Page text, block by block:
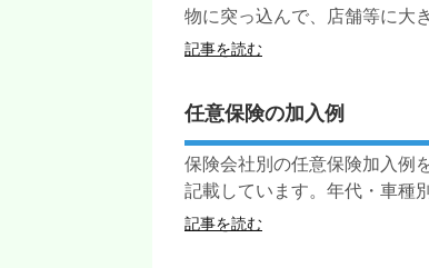
物に突っ込んで、店舗等に大
記事を読む
任意保険の加入例
保険会社別の任意保険加入例
記載しています。年代・車種
記事を読む